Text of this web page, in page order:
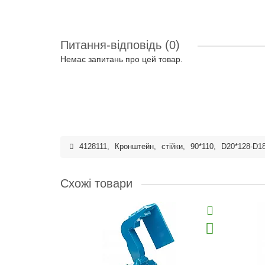
Питання-відповідь (0)
Немає запитань про цей товар.
4128111, Кронштейн, стійки, 90*110, D20*128-
Схожі товари